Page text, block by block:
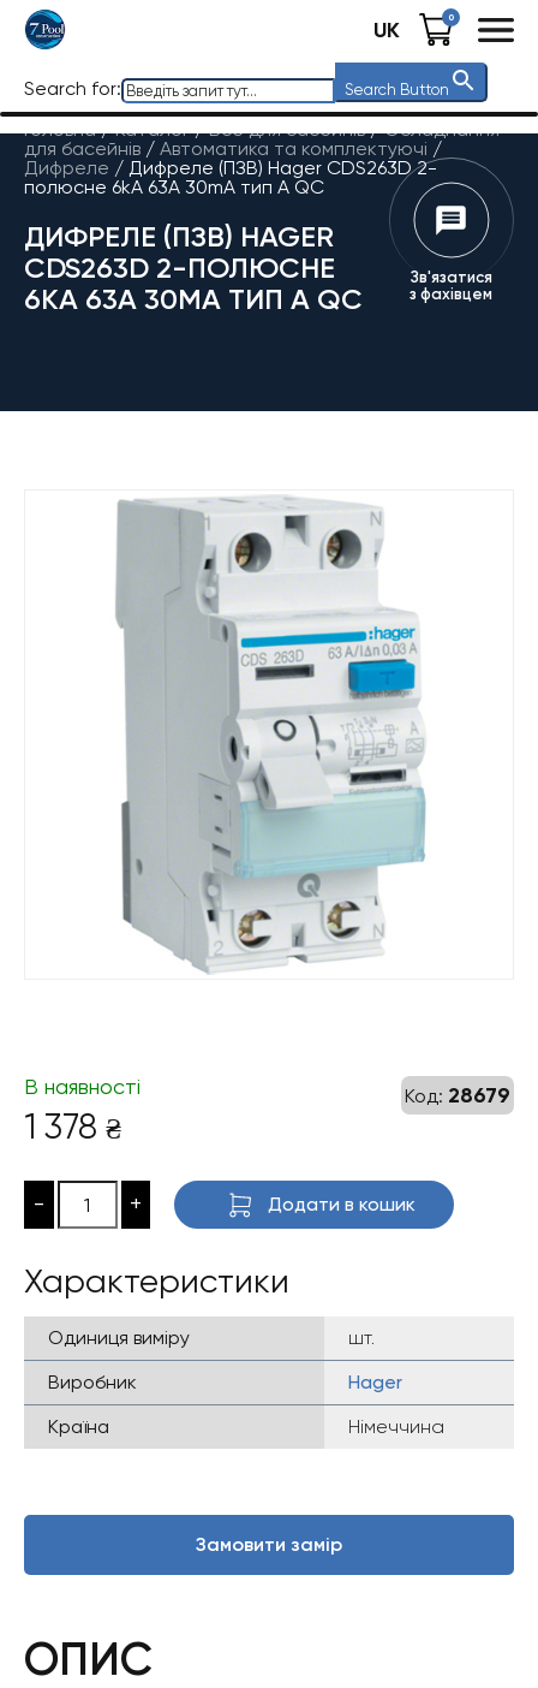
UK 0
Search for: Search Button
Головна / Каталог/Все для басейнів/Обладнання
для басейнів / Автоматика та комплектуючі /
Дифреле / Дифреле (ПЗВ) Hager CDS263D 2-
полюсне 6kA 63А 30mA тип А QC
ДИФРЕЛЕ (ПЗВ) HAGER
CDS263D 2-ПОЛЮСНЕ
6KA 63А 30MA ТИП А QC
Зв'язатися
з фахівцем
Код: 28679
В наявності
1 378 ₴
- + Додати в кошик
Характеристики
Одиниця виміру
шт.
Виробник
Hager
Країна
Німеччина
Замовити замір
ОПИС